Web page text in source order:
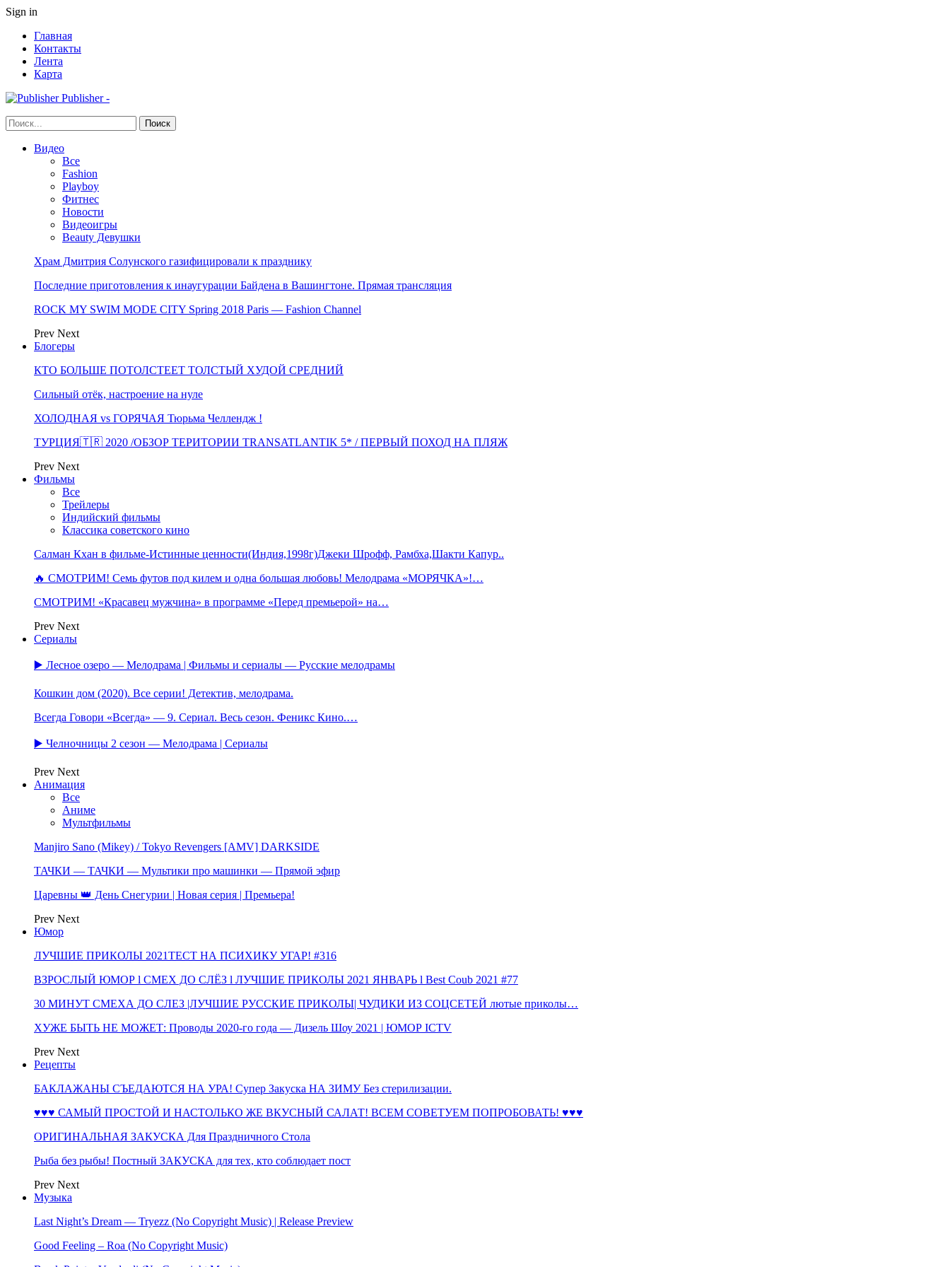
Sign in
Главная
Контакты
Лента
Карта
Publisher -
Видео
Все
Fashion
Playboy
Фитнес
Новости
Видеоигры
Beauty Девушки
Храм Дмитрия Солунского газифицировали к празднику
Последние приготовления к инаугурации Байдена в Вашингтоне. Прямая трансляция
ROCK MY SWIM MODE CITY Spring 2018 Paris — Fashion Channel
Prev Next
Блогеры
КТО БОЛЬШЕ ПОТОЛСТЕЕТ ТОЛСТЫЙ ХУДОЙ СРЕДНИЙ
Сильный отёк, настроение на нуле
ХОЛОДНАЯ vs ГОРЯЧАЯ Тюрьма Челлендж !
ТУРЦИЯ🇹🇷 2020 /ОБЗОР ТЕРИТОРИИ TRANSATLANTIK 5* / ПЕРВЫЙ ПОХОД НА ПЛЯЖ
Prev Next
Фильмы
Все
Трейлеры
Индийский фильмы
Классика советского кино
Салман Кхан в фильме-Истинные ценности(Индия,1998г)Джеки Шрофф, Рамбха,Шакти Капур..
🔥 СМОТРИМ! Семь футов под килем и одна большая любовь! Мелодрама «МОРЯЧКА»!…
СМОТРИМ! «Красавец мужчина» в программе «Перед премьерой» на…
Prev Next
Сериалы
▶️ Лесное озеро — Мелодрама | Фильмы и сериалы — Русские мелодрамы
Кошкин дом (2020). Все серии! Детектив, мелодрама.
Всегда Говори «Всегда» — 9. Сериал. Весь сезон. Феникс Кино.…
▶️ Челночницы 2 сезон — Мелодрама | Сериалы
Prev Next
Анимация
Все
Аниме
Мультфильмы
Manjiro Sano (Mikey) / Tokyo Revengers [AMV] DARKSIDE
ТАЧКИ — ТАЧКИ — Мультики про машинки — Прямой эфир
Царевны 👑 День Снегурии | Новая серия | Премьера!
Prev Next
Юмор
ЛУЧШИЕ ПРИКОЛЫ 2021ТЕСТ НА ПСИХИКУ УГАР! #316
ВЗРОСЛЫЙ ЮМОР l СМЕХ ДО СЛЁЗ l ЛУЧШИЕ ПРИКОЛЫ 2021 ЯНВАРЬ l Best Coub 2021 #77
30 МИНУТ СМЕХА ДО СЛЕЗ |ЛУЧШИЕ РУССКИЕ ПРИКОЛЫ| ЧУДИКИ ИЗ СОЦСЕТЕЙ лютые приколы…
ХУЖЕ БЫТЬ НЕ МОЖЕТ: Проводы 2020-го года — Дизель Шоу 2021 | ЮМОР ICTV
Prev Next
Рецепты
БАКЛАЖАНЫ СЪЕДАЮТСЯ НА УРА! Супер Закуска НА ЗИМУ Без стерилизации.
♥♥♥ САМЫЙ ПРОСТОЙ И НАСТОЛЬКО ЖЕ ВКУСНЫЙ САЛАТ! ВСЕМ СОВЕТУЕМ ПОПРОБОВАТЬ! ♥♥♥
ОРИГИНАЛЬНАЯ ЗАКУСКА Для Праздничного Стола
Рыба без рыбы! Постный ЗАКУСКА для тех, кто соблюдает пост
Prev Next
Музыка
Last Night’s Dream — Tryezz (No Copyright Music) | Release Preview
Good Feeling – Roa (No Copyright Music)